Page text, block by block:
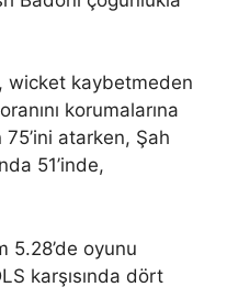
wicket kaybetmeden
korumalarına
atarken, Şah
51’inde,
5.28’de oyunu
karşısında dört